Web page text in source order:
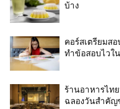
บ้าง
คอร์สเตรียมส
ทำข้อสอบไวใ
ร้านอาหารไท
ฉลองวันสำคัญ